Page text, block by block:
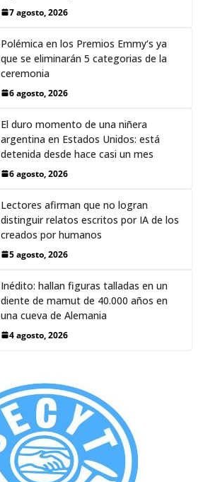
7 agosto, 2026
Polémica en los Premios Emmy‘s ya
que se eliminarán 5 categorias de la
ceremonia
6 agosto, 2026
El duro momento de una niñera
argentina en Estados Unidos: está
detenida desde hace casi un mes
6 agosto, 2026
Lectores afirman que no logran
distinguir relatos escritos por IA de los
creados por humanos
5 agosto, 2026
Inédito: hallan figuras talladas en un
diente de mamut de 40.000 años en
una cueva de Alemania
4 agosto, 2026